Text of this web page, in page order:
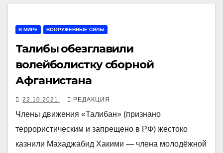
В МИРЕ ВООРУЖЁННЫЕ СИЛЫ
Талибы обезглавили
волейболистку сборной
Афганистана
22.10.2021 РЕДАКЦИЯ
Члены движения «Талибан» (признано
террористическим и запрещено в РФ) жестоко
казнили Махаджабид Хакими — члена молодёжной